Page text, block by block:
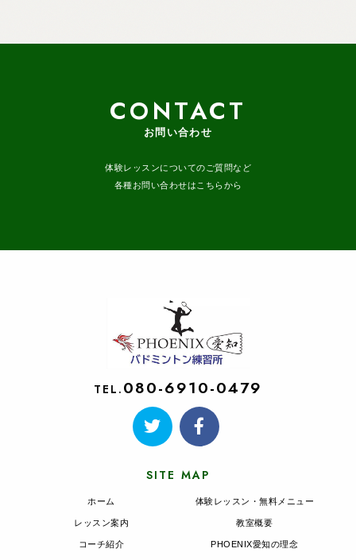
CONTACT
お問い合わせ
体験レッスンについてのご質問など
各種お問い合わせはこちらから
TEL. 080-6910-0479
SITE MAP
ホーム
レッスン案内
コーチ紹介
体験レッスン・無料メニュー
教室概要
PHOENIX愛知の理念